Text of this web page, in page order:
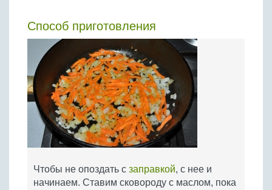
Способ приготовления
Чтобы не опоздать с заправкой, с нее и
начинаем. Ставим сковороду с маслом, пока